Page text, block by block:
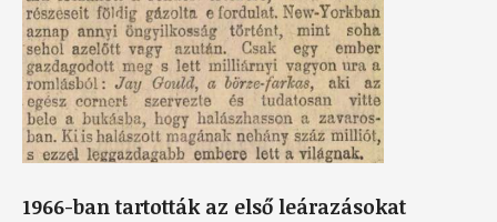
1966-ban tartották az első leárazásokat